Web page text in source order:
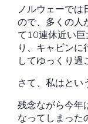
ノルウェーでは
ので、多くの人
て10連休近い巨
り、キャビンに
してゆっくり過
さて、私はとい
残念ながら今年
なってしまった